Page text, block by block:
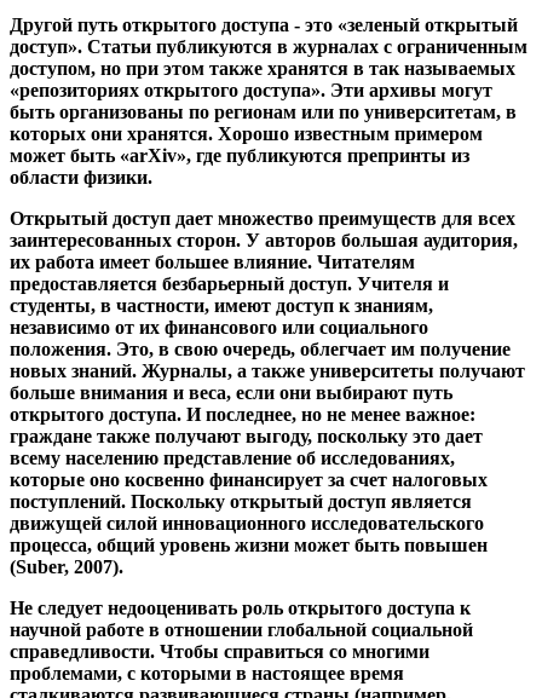
которые оно косвенно финансирует за счет налоговых
поступлений. Поскольку открытый доступ является
движущей силой инновационного исследовательского
процесса, общий уровень жизни может быть повышен
(Suber, 2007).
Не следует недооценивать роль открытого доступа к
научной работе в отношении глобальной социальной
проблемами, с которыми в настоящее время
сталкиваются развивающиеся страны (например,
бедность, неадекватная гигиена, голод или неграмотность),
необходимы образование и достижения в области науки - не
для небольшого числа экспертов, а для всего населения.
Чтобы гарантировать право каждого человека на
образование, необходимо позаботиться о том, чтобы доступ
к научным ресурсам был как можно более
беспрепятственным. Кроме того, производство
результатов исследований очень неравномерно
распределено по миру. Более 80% наиболее часто
цитируемых публикаций поступают всего из восьми стран
(Chan et al., 2005). Обратное заключается в том, что
существует огромный, еще не использованный потенциал
для исследований в развивающихся странах.
1.2 Гражданская наука - проводить исследования может
Еще один важный момент в открытие науки является
сотрудничество нескольких ученых из разных дисциплин и
частей мира по проблеме. Особое значение, особенно в